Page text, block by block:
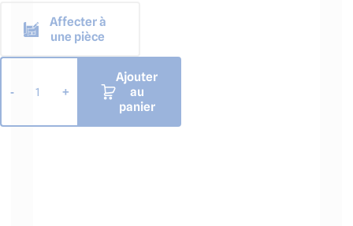
Affecter à
une pièce
- 1 +
Ajouter
au
panier